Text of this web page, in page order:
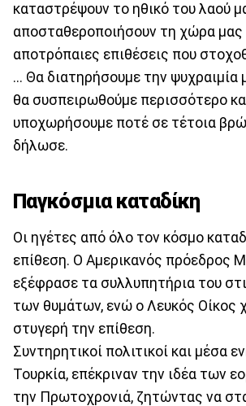
καταστρέψουν το ηθικό του λαού
αποσταθεροποιήσουν τη χώρα μας
αποτρόπαιες επιθέσεις που
... Θα διατηρήσουμε την ψυχραιμία
θα συσπειρωθούμε περισσότερο
υποχωρήσουμε ποτέ σε τέτοια
δήλωσε.
Παγκόσμια καταδίκη
Οι ηγέτες από όλο τον κόσμο
επίθεση. Ο Αμερικανός πρόεδρος
εξέφρασε τα συλλυπητήρια του
των θυμάτων, ενώ ο Λευκός Οίκος
στυγερή την επίθεση.
Συντηρητικοί πολιτικοί και μέσα
Τουρκία, επέκριναν την ιδέα των
την Πρωτοχρονιά, ζητώντας να